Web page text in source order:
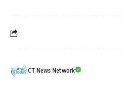
CT News Network